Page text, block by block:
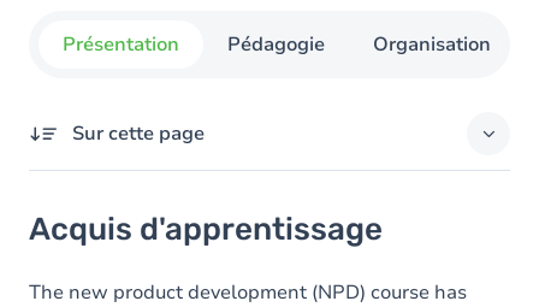
Présentation Pédagogie Organisation
Sur cette page
Objectifs
Contenu
Acquis d'apprentissage
The new product development (NPD) course has